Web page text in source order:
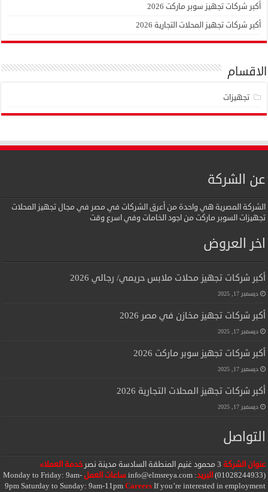
أكبر شركات تجهيز سوبر ماركت 2026
أكبر شركات تجهيز المحلات التجارية 2026
الاقسام
تجهيزات
عن الشركة
الشركة المصرية هي واحدة من أعرق الشركات في مصر في مجال تجهيز المحلات
تجهيزات السوبر ماركت من اجود الخامات وفي اسرع وقت
اخر العروض
أكبر شركات تجهيز محلات ملابس حريمي/ رجالي 2026
ديسمبر 17, 2025
أكبر شركات تجهيز مخازن في مصر 2026
ديسمبر 17, 2025
أكبر شركات تجهيز سوبر ماركت 2026
ديسمبر 17, 2025
أكبر شركات تجهيز المحلات التجارية 2026
ديسمبر 17, 2025
التواصل
عنوان الشركة
خدمة العملاء
(01028244933)
البريد:
info@elmsreya.com ساعات العملMonday to Friday: 9am-
9pm Saturday to Sunday: 9am-11pmCareersIf you’re interested in employment